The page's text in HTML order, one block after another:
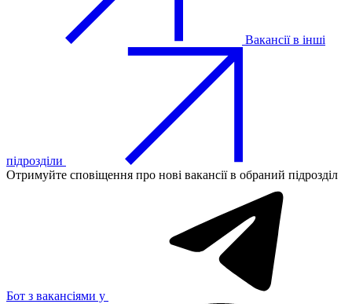
Вакансії в інші
підрозділи
Отримуйте сповіщення про нові вакансії в обраний підрозділ
Бот з вакансіями у